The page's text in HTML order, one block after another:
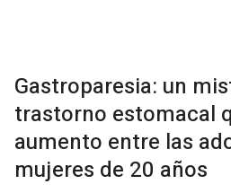
Gastroparesia: un
trastorno estomacal
aumento entre las
mujeres de 20 años